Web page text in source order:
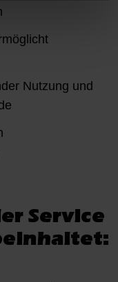
Nutzung und
Service